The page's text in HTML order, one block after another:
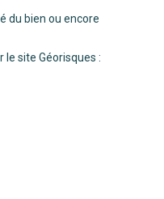
du bien ou encore
site Géorisques :